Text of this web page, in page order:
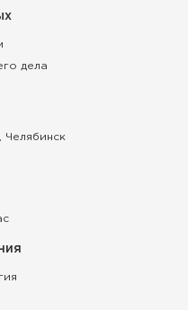
дела
Челябинск